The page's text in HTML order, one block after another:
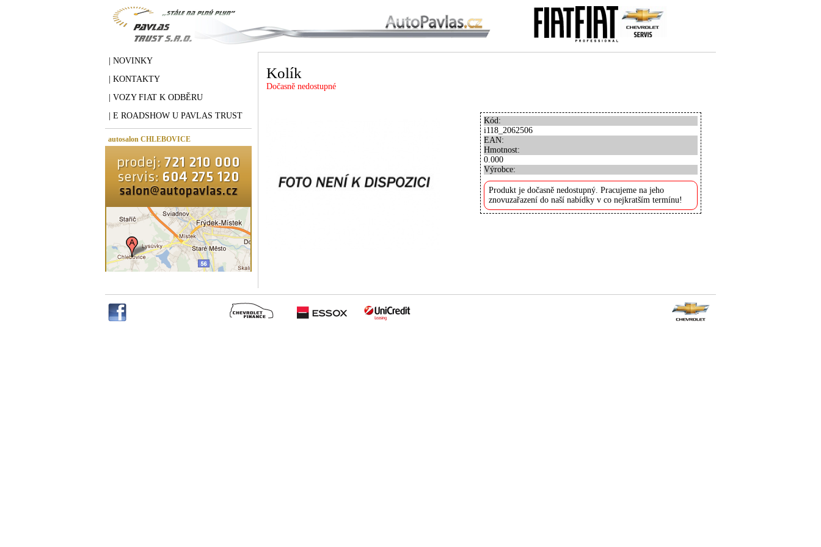
| NOVINKY
| KONTAKTY
| VOZY FIAT K ODBĚRU
| E ROADSHOW U PAVLAS TRUST
autosalon CHLEBOVICE
Kolík
Dočasně nedostupné
Kód:
i118_2062506
EAN:
Hmotnost:
0.000
Výrobce:
Produkt je dočasně nedostupný. Pracujeme na jeho
znovuzařazení do naší nabídky v co nejkratším termínu!